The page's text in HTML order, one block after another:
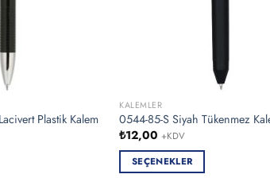
Plastik Kalem
KALEMLER
0544-85-S Siyah Tükenmez
₺12,00 +KDV
SEÇENEKLER